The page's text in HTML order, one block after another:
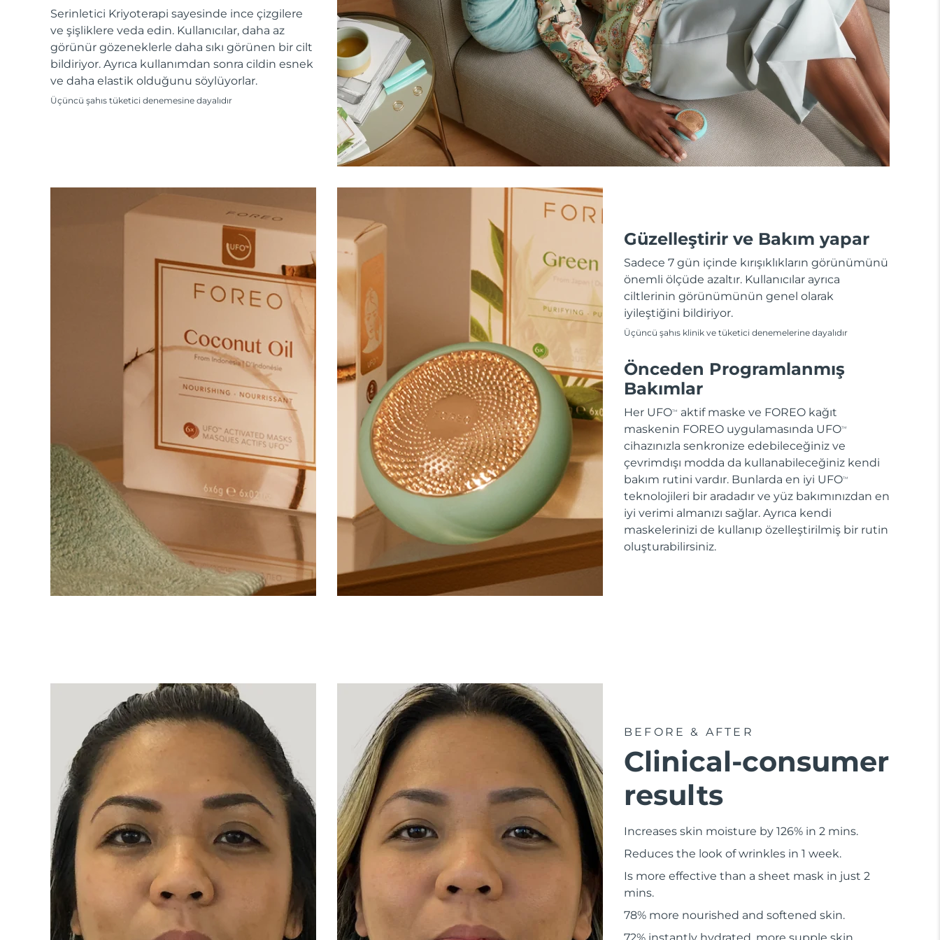
Serinletici Kriyoterapi sayesinde ince çizgilere
ve şişliklere veda edin. Kullanıcılar, daha az
görünür gözeneklerle daha sıkı görünen bir cilt
bildiriyor. Ayrıca kullanımdan sonra cildin esnek
ve daha elastik olduğunu söylüyorlar.
Üçüncü şahıs tüketici denemesine dayalıdır
Güzelleştirir ve Bakım yapar
Sadece 7 gün içinde kırışıklıkların görünümünü
önemli ölçüde azaltır. Kullanıcılar ayrıca
ciltlerinin görünümünün genel olarak
iyileştiğini bildiriyor.
Üçüncü şahıs klinik ve tüketici denemelerine dayalıdır
Önceden Programlanmış
Bakımlar
Her UFOTM
aktif maske ve FOREO kağıt
maskenin FOREO uygulamasında UFOTM
cihazınızla senkronize edebileceğiniz ve
çevrimdışı modda da kullanabileceğiniz kendi
bakım rutini vardır. Bunlarda en iyi UFOTM
teknolojileri bir aradadır ve yüz bakımınızdan en
iyi verimi almanızı sağlar. Ayrıca kendi
maskelerinizi de kullanıp özelleştirilmiş bir rutin
oluşturabilirsiniz.
BEFORE & AFTER
Clinical-consumer
results
Increases skin moisture by 126% in 2 mins.
Reduces the look of wrinkles in 1 week.
Is more effective than a sheet mask in just 2
mins.
78% more nourished and softened skin.
Advanced pore care essentials
Serum
For healthy hair
issa™ Teeth Whitening Gel
18% PAP
Kozmetik ürünleri
Erkekler